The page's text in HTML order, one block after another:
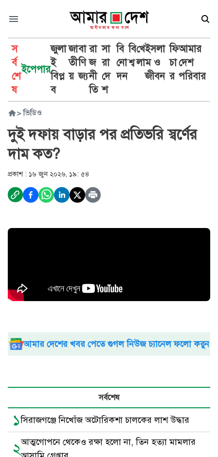
স
র্ব
শে
ষ
ইপেপার
জুলা
ই
বিপ্ল
ব
জা
তী
য়
বা
ণি
জ্য
রা
জ
নী
তি
সা
রা
দে
শ
বি
নো
দন
বি
শ্ব
খে
লা
ইসলা
ম ও
জীবন
ফি
চা
র
আমার
দেশ
পরিবার
> ভিডিও
দুই দফায় বাড়ার পর প্রতিভরি স্বর্ণের
দাম কত?
প্রকাশ : ১৬ জুন ২০২৬, ১৯: ৫৪
আমার দেশের খবর পেতে গুগল নিউজ চ্যানেল ফলো করুন
সর্বশেষ
১সিরাজগঞ্জে নিখোঁজ অটোরিকশা চালকের লাশ উদ্ধার
২আত্মগোপনে থেকেও রক্ষা হলো না, তিন হত্যা মামলার